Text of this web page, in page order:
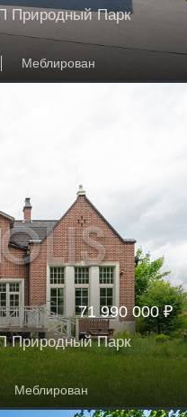
Природный Парк
Меблирован
71 990 000 ₽
Природный Парк
Меблирован